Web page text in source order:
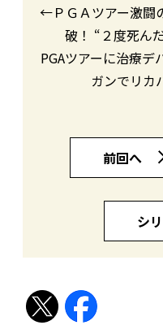
←ＰＧＡツアー激闘
破！ “２度死ん
PGAツアーに治療
ガンでリカ
前回へ
シ